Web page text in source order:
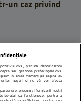
un caz privind
dvs., precum identificatorii
sau gestiona preferințele dvs.
în orice moment pe pagina cu
noștri și nu vă vor afecta
precum si furnizorii nostri
ului sa functioneze, pentru a